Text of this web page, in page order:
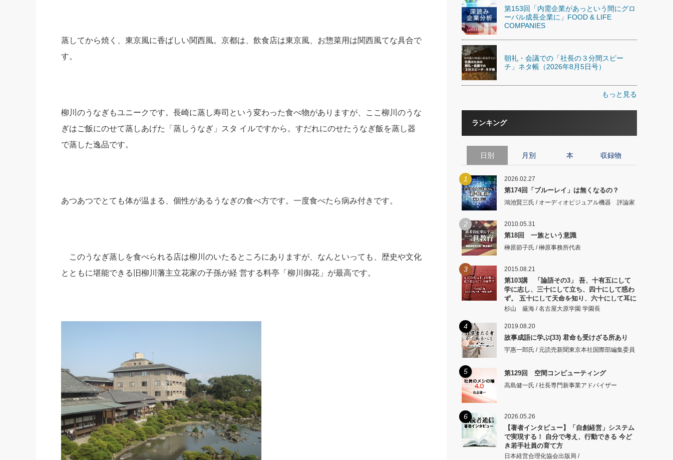
蒸してから焼く、東京風に香ばしい関西風。京都は、飲食店は東京風、お惣菜用は関西風てな具合で
す。
柳川のうなぎもユニークです。長崎に蒸し寿司という変わった食べ物がありますが、ここ柳川のうな
ぎはご飯にのせて蒸しあげた「蒸しうなぎ」スタ イルですから。すだれにのせたうなぎ飯を蒸し器
で蒸した逸品です。
あつあつでとても体が温まる、個性があるうなぎの食べ方です。一度食べたら病み付きです。
このうなぎ蒸しを食べられる店は柳川のいたるところにありますが、なんといっても、歴史や文化
とともに堪能できる旧柳川藩主立花家の子孫が経 営する料亭「柳川御花」が最高です。
第153回「内需企業があっという間にグロ
ーバル成長企業に」FOOD & LIFE
COMPANIES
朝礼・会議での「社長の３分間スピー
チ」ネタ帳（2026年8月5日号）
もっと見る
ランキング
日別 月別 本 収録物
1 2026.02.27
第174回「ブルーレイ」は無くなるの？
鴻池賢三氏 / オーディオビジュアル機器 評論家
2 2010.05.31
第18回 一族という意識
榊原節子氏 / 榊原事務所代表
3 2015.08.21
第103講 「論語その3」 吾、十有五にして
学に志し、三十にして立ち、四十にして惑わ
ず。 五十にして天命を知り、六十にして耳に
従い、 七十にして心の欲するところに従いて
杉山 厳海 / 名古屋大原学園 学園長
4 2019.08.20
故事成語に学ぶ(33) 君命も受けざる所あり
宇惠一郎氏 / 元読売新聞東京本社国際部編集委員
5 第129回 空間コンピューティング
高島健一氏 / 社長専門新事業アドバイザー
6 2026.05.26
【著者インタビュー】「自創経営」システム
で実現する！ 自分で考え、行動できる 今ど
き若手社員の育て方
日本経営合理化協会出版局 /